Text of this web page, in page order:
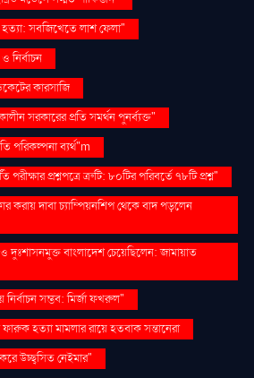
সবজিখেতে লাশ ফেলা"
নির্বাচন
কারসাজি
সরকারের প্রতি সমর্থন পুনর্ব্যক্ত"
পরিকল্পনা ব্যর্থ"m
পরীক্ষার প্রশ্নপত্রে ত্রুটি: ৮০টির পরিবর্তে ৭৮টি প্রশ্ন"
করায় দাবা চ্যাম্পিয়নশিপ থেকে বাদ পড়লেন
দুঃশাসনমুক্ত বাংলাদেশ চেয়েছিলেন: জামায়াত
সম্ভব: মির্জা ফখরুল"
হত্যা মামলার রায়ে হতবাক সন্তানেরা
করে উচ্ছ্বসিত নেইমার"